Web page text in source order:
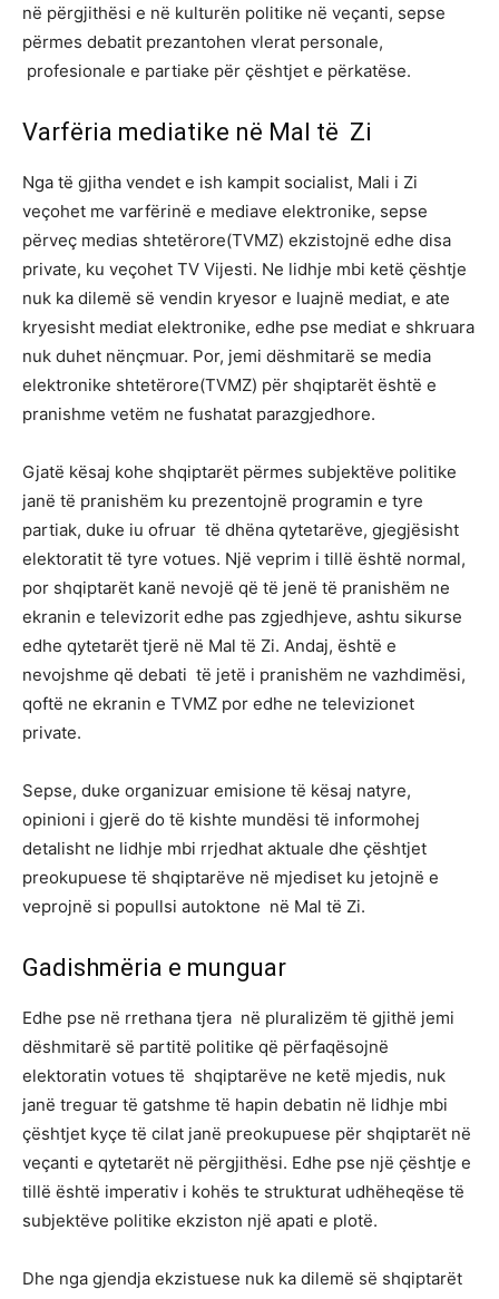
në përgjithësi e në kulturën politike në veçanti, sepse
përmes debatit prezantohen vlerat personale,
profesionale e partiake për çështjet e përkatëse.
Varfëria mediatike në Mal të Zi
Nga të gjitha vendet e ish kampit socialist, Mali i Zi
veçohet me varfërinë e mediave elektronike, sepse
përveç medias shtetërore(TVMZ) ekzistojnë edhe disa
private, ku veçohet TV Vijesti. Ne lidhje mbi ketë çështje
nuk ka dilemë së vendin kryesor e luajnë mediat, e ate
kryesisht mediat elektronike, edhe pse mediat e shkruara
nuk duhet nënçmuar. Por, jemi dëshmitarë se media
elektronike shtetërore(TVMZ) për shqiptarët është e
pranishme vetëm ne fushatat parazgjedhore.
Gjatë kësaj kohe shqiptarët përmes subjektëve politike
janë të pranishëm ku prezentojnë programin e tyre
partiak, duke iu ofruar të dhëna qytetarëve, gjegjësisht
elektoratit të tyre votues. Një veprim i tillë është normal,
por shqiptarët kanë nevojë që të jenë të pranishëm ne
ekranin e televizorit edhe pas zgjedhjeve, ashtu sikurse
edhe qytetarët tjerë në Mal të Zi. Andaj, është e
nevojshme që debati të jetë i pranishëm ne vazhdimësi,
qoftë ne ekranin e TVMZ por edhe ne televizionet
private.
Sepse, duke organizuar emisione të kësaj natyre,
opinioni i gjerë do të kishte mundësi të informohej
detalisht ne lidhje mbi rrjedhat aktuale dhe çështjet
preokupuese të shqiptarëve në mjediset ku jetojnë e
veprojnë si popullsi autoktone në Mal të Zi.
Gadishmëria e munguar
Edhe pse në rrethana tjera në pluralizëm të gjithë jemi
dëshmitarë së partitë politike që përfaqësojnë
elektoratin votues të shqiptarëve ne ketë mjedis, nuk
janë treguar të gatshme të hapin debatin në lidhje mbi
çështjet kyçe të cilat janë preokupuese për shqiptarët në
veçanti e qytetarët në përgjithësi. Edhe pse një çështje e
tillë është imperativ i kohës te strukturat udhëheqëse të
subjektëve politike ekziston një apati e plotë.
Dhe nga gjendja ekzistuese nuk ka dilemë së shqiptarët